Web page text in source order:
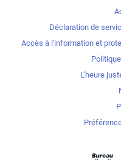
Déclaration de
Accès à l'information et
L’heure